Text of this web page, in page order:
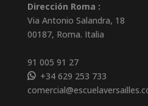
Dirección Roma :
Via Antonio Salandra, 18
00187, Roma. Italia
91 005 91 27
+34 629 253 733